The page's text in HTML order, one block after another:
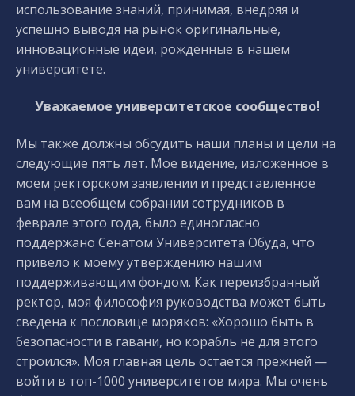
использование знаний, принимая, внедряя и
успешно выводя на рынок оригинальные,
инновационные идеи, рожденные в нашем
университете.
Уважаемое университетское сообщество!
Мы также должны обсудить наши планы и цели на
следующие пять лет. Мое видение, изложенное в
моем ректорском заявлении и представленное
вам на всеобщем собрании сотрудников в
феврале этого года, было единогласно
поддержано Сенатом Университета Обуда, что
привело к моему утверждению нашим
поддерживающим фондом. Как переизбранный
ректор, моя философия руководства может быть
сведена к пословице моряков: «Хорошо быть в
безопасности в гавани, но корабль не для этого
строился». Моя главная цель остается прежней —
войти в топ-1000 университетов мира. Мы очень